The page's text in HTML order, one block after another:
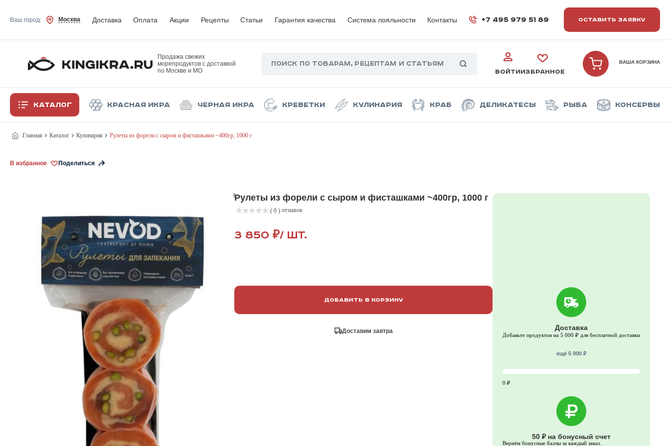
Ваш город: Москва Доставка Оплата Акции Рецепты Статьи Гарантия качества Система лояльности Контакты +7 495 979 51 89 ОСТАВИТЬ ЗАЯВКУ
Продажа свежих
морепродуктов с доставкой
по Москве и МО
ВОЙТИИЗБРАННОЕ
ВАША КОРЗИНА
Каталог Красная икра Черная икра Креветки Кулинария Краб Деликатесы Рыба Консервы
Главная Каталог Кулинария Рулеты из форели с сыром и фисташками ~400гр, 1000 г
В избранное
Рулеты из форели с сыром и фисташками ~400гр, 1000 г
( 0 ) отзывов
3 850 ₽/ шт.
Добавить в корзину
Доставим завтра Доставка
Добавьте продуктов на 5 000 ₽ для бесплатной доставки
ещё 5 000 ₽
0 ₽
50 ₽ на бонусный счет
Вернём бонусные баллы за каждый заказ.